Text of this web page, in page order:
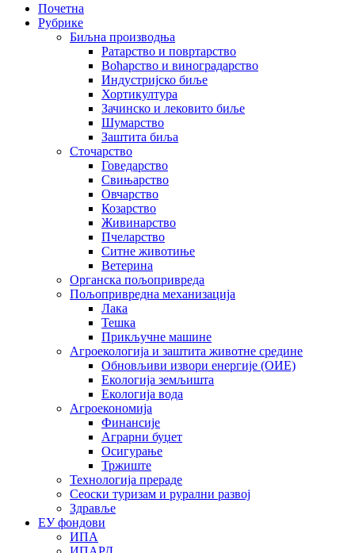
Почетна
Рубрике
Биљна производња
Ратарство и повртарство
Воћарство и виноградарство
Индустријско биље
Хортикултура
Зачинско и лековито биље
Шумарство
Заштита биља
Сточарство
Говедарство
Свињарство
Овчарство
Козарство
Живинарство
Пчеларство
Ситне животиње
Ветерина
Органска пољопривреда
Пољопривредна механизација
Лака
Тешка
Прикључне машине
Агроекологија и заштита животне средине
Обновљиви извори енергије (ОИЕ)
Екологија земљишта
Екологија вода
Агроекономија
Финансије
Аграрни буџет
Осигурање
Тржиште
Технологија прераде
Сеоски туризам и рурални развој
Здравље
ЕУ фондови
ИПА